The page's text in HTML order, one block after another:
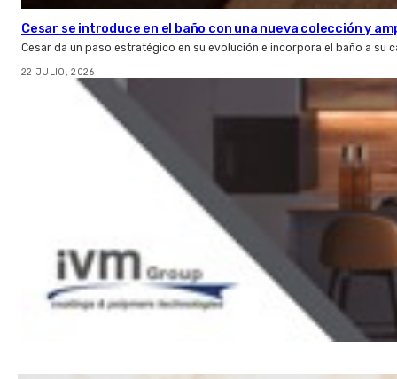
Cesar se introduce en el baño con una nueva colección y
Cesar da un paso estratégico en su evolución e incorpora el baño a su
22 JULIO, 2026